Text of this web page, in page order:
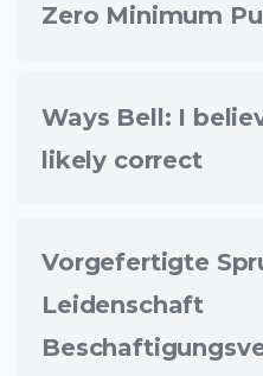
Zero Minimum
Ways Bell: I
likely correct
Vorgefertigte
Leidenschaft